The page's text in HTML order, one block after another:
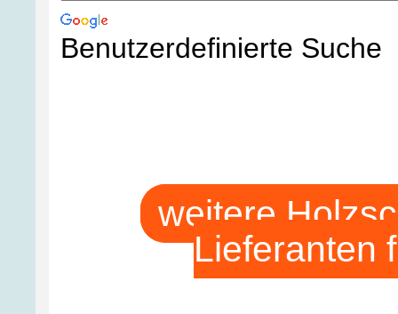
Benutzerdefinierte Suche
weitere
Lieferanten